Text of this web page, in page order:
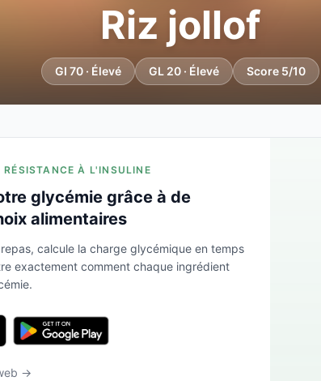
Riz jollof
GI 70 · Élevé GL 20 · Élevé Score 5/10
RÉSISTANCE À L'INSULINE
glycémie grâce à de
alimentaires
calcule la charge glycémique en temps
exactement comment chaque ingrédient
→